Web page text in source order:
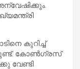
കുറിച്ച്
കോണ്‍ഗ്രസ്
വേണ്ടി